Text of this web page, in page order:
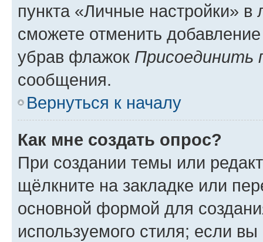
пункта «Личные настройки»
сможете отменить
убрав флажок Присоединить
сообщения.
Вернуться к началу
Как мне создать опрос?
При создании темы или
щёлкните на закладке или
основной формой для
используемого стиля; если